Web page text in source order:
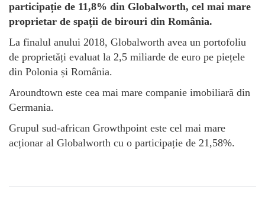
participație de 11,8% din Globalworth, cel mai mare
proprietar de spații de birouri din România.
La finalul anului 2018, Globalworth avea un portofoliu
de proprietăți evaluat la 2,5 miliarde de euro pe piețele
din Polonia și România.
Aroundtown este cea mai mare companie imobiliară din
Germania.
Grupul sud-african Growthpoint este cel mai mare
acționar al Globalworth cu o participație de 21,58%.